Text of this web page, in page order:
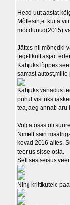
Head uut aastat
Mõtlesin,et kuna
möödunud(2015)
Jättes nii mõnedki
tegelikult asjad
Kahjuks lõppes
samast autost,mille
Kahjuks vanadus
puhul vist üks
tea, aeg annab aru
Volga osas oli
Nimelt sain
kevad 2016 alles.
teenus sisse osta.
Sellises seisus
Ning kriitikutele